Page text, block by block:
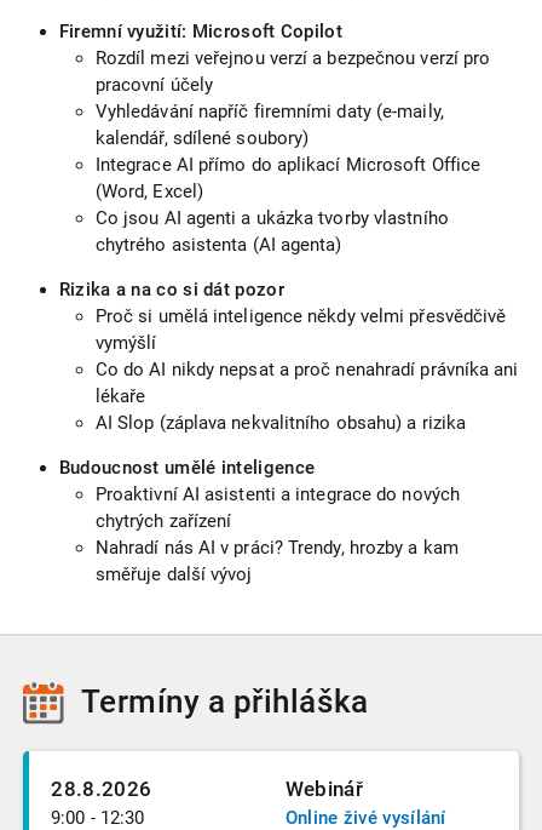
Firemní využití: Microsoft Copilot
Rozdíl mezi veřejnou verzí a bezpečnou verzí pro
pracovní účely
Vyhledávání napříč firemními daty (e-maily,
kalendář, sdílené soubory)
Integrace AI přímo do aplikací Microsoft Office
(Word, Excel)
Co jsou AI agenti a ukázka tvorby vlastního
chytrého asistenta (AI agenta)
Rizika a na co si dát pozor
Proč si umělá inteligence někdy velmi přesvědčivě
vymýšlí
Co do AI nikdy nepsat a proč nenahradí právníka ani
lékaře
AI Slop (záplava nekvalitního obsahu) a rizika
Budoucnost umělé inteligence
Proaktivní AI asistenti a integrace do nových
chytrých zařízení
Nahradí nás AI v práci? Trendy, hrozby a kam
směřuje další vývoj
Termíny a přihláška
28.8.2026 Webinář
Online živé vysílání
9:00 - 12:30